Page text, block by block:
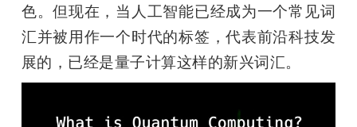
开
课
活
色。但现在，当人工智能已经成为一个常见词
汇并被用作一个时代的标签，代表前沿科技发
展的，已经是量子计算这样的新兴词汇。